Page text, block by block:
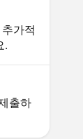
가적
.
출하